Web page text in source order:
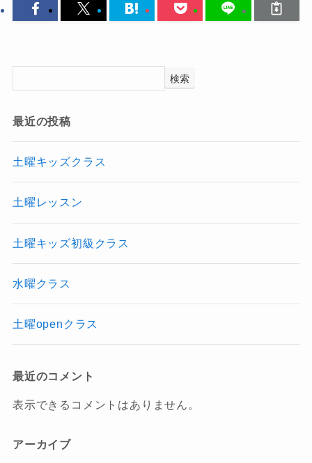
検索
最近の投稿
土曜キッズクラス
土曜レッスン
土曜キッズ初級クラス
水曜クラス
土曜openクラス
最近のコメント
表示できるコメントはありません。
アーカイブ